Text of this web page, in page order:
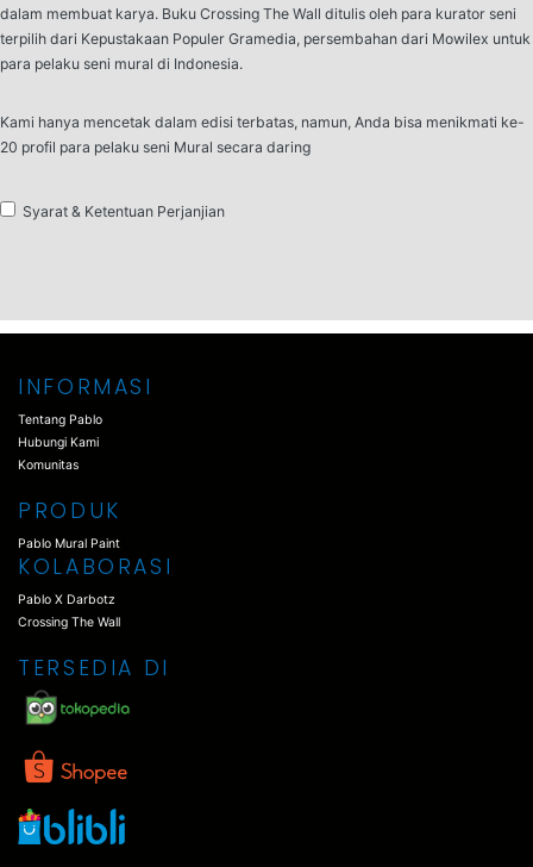
dalam membuat karya. Buku Crossing The Wall ditulis oleh para kurator seni
terpilih dari Kepustakaan Populer Gramedia, persembahan dari Mowilex untuk
para pelaku seni mural di Indonesia.
Kami hanya mencetak dalam edisi terbatas, namun, Anda bisa menikmati ke-
20 profil para pelaku seni Mural secara daring
Syarat & Ketentuan Perjanjian
INFORMASI
Tentang Pablo
Hubungi Kami
Komunitas
PRODUK
Pablo Mural Paint
KOLABORASI
Pablo X Darbotz
Crossing The Wall
TERSEDIA DI